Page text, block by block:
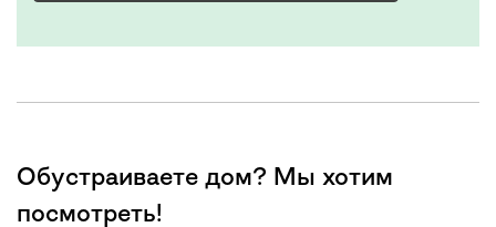
Обустраиваете дом? Мы хотим
посмотреть!